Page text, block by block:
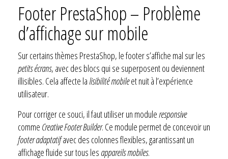
Footer PrestaShop – Problème
d’affichage sur mobile
Sur certains thèmes PrestaShop, le footer s’affiche mal sur les
petits écrans, avec des blocs qui se superposent ou deviennent
illisibles. Cela affecte la lisibilité mobileet nuit à l’expérience
utilisateur.
Pour corriger ce souci, il faut utiliser un module responsive
comme Creative Footer Builder. Ce module permet de concevoir un
footer adaptatifavec des colonnes flexibles, garantissant un
affichage fluide sur tous les appareils mobiles.